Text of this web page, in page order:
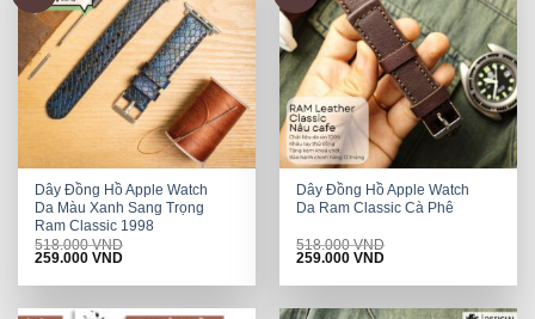
Dây Đồng Hồ Apple Watch
Da Màu Xanh Sang Trọng
Ram Classic 1998
518.000VND
Original
was:
259.000VNDCurrent
is:
Dây Đồng Hồ Apple Watch
Da Ram Classic Cà Phê
518.000VND
Original
was:
259.000VNDCurrent
is: